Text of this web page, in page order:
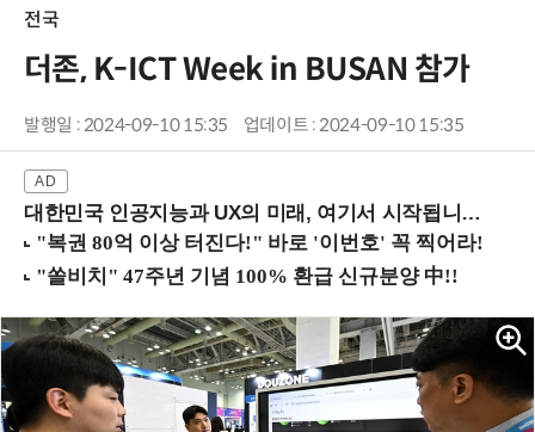
전국
더존, K-ICT Week in BUSAN 참가
발행일 : 2024-09-10 15:35 업데이트 : 2024-09-10 15:35
대한민국 인공지능과 UX의 미래, 여기서 시작됩니다! (9/2 강남역)